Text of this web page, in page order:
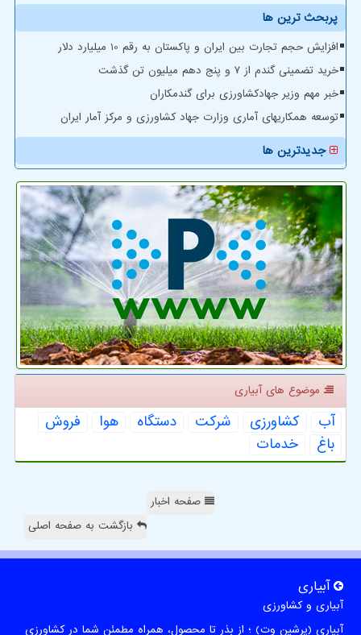
پربحث ترین ها
افزایش حجم تجارت بین ایران و پاکستان به رقم 10 میلیارد دلار
خرید تضمینی گندم از ۷ و پنج دهم میلیون تن گذشت
خبر مهم وزیر جهادکشاورزی برای گندمکاران
توسعه همکاریهای آماری وزارت جهاد کشاورزی و مرکز آمار ایران
جدیدترین ها
موضوع های آبیاری
آب كشاورزی شركت دستگاه هوا
فروش
باغ
خدمات
صفحه اخبار
بازگشت به صفحه اصلی
آبیاری
آبیاری و کشاورزی
آبیاری (پرشین وت) ؛ از بذر تا محصول، همراه مطمئن شما در کشاورزی